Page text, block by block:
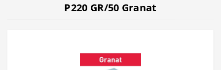
P220 GR/50 Granat